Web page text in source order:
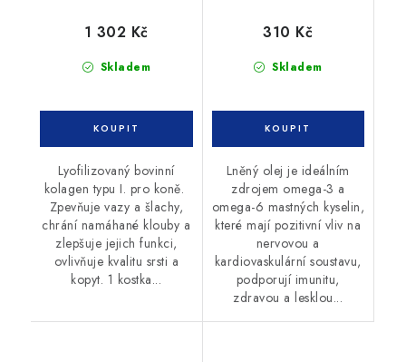
Skladem
1 302 Kč
Lyofilizovaný bovinní
kolagen typu I. pro koně.
Zpevňuje vazy a šlachy,
chrání namáhané klouby a
zlepšuje jejich funkci,
ovlivňuje kvalitu srsti a
kopyt. 1 kostka...
Skladem
310 Kč
Lněný olej je ideálním
zdrojem omega-3 a
omega-6 mastných kyselin,
které mají pozitivní vliv na
nervovou a
kardiovaskulární soustavu,
podporují imunitu,
zdravou a lesklou...